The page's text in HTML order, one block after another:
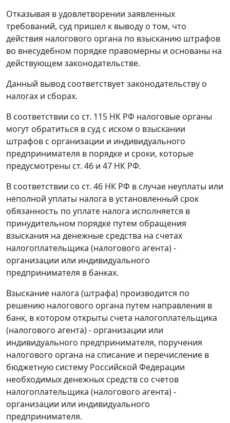
Отказывая в удовлетворении заявленных
требований, суд пришел к выводу о том, что
действия налогового органа по взысканию штрафов
во внесудебном порядке правомерны и основаны на
действующем законодательстве.
Данный вывод соответствуетзаконодательству о
налогах и сборах.
В соответствии со ст. 115 НК РФ налоговые органы
могут обратиться в суд с иском о взыскании
штрафов с организации и индивидуального
предпринимателя в порядке и сроки, которые
предусмотрены ст. 46 и 47 НК РФ.
В соответствии со ст. 46 НК РФ в случае неуплаты или
неполной уплаты налога в установленный срок
обязанность по уплате налога исполняется в
принудительном порядке путем обращения
взыскания на денежные средства на счетах
налогоплательщика (налогового агента) -
организации или индивидуального
предпринимателя в банках.
Взыскание налога (штрафа) производится по
решению налогового органа путем направления в
банк, в котором открыты счета налогоплательщика
(налогового агента) - организации или
индивидуального предпринимателя, поручения
налогового органа на списание и перечисление в
бюджетную систему Российской Федерации
необходимых денежных средств со счетов
налогоплательщика (налогового агента) -
организации или индивидуального
предпринимателя.